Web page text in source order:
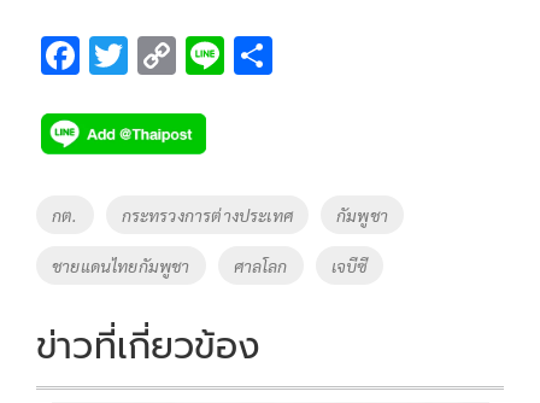
F
e
b
k
T
tt
er
C
p
y
Li
n
k
Li
Tags
กต. กระทรวงการต่างประเทศ กัมพูชา
ชายแดนไทยกัมพูชา ศาลโลก เจบีซี
ข่าวที่เกี่ยวข้อง